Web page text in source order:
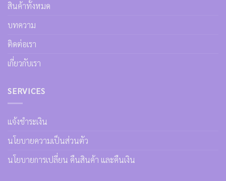
สินค้าทั้งหมด
บทความ
ติดต่อเรา
เกี่ยวกับเรา
SERVICES
แจ้งชำระเงิน
นโยบายความเป็นส่วนตัว
นโยบายการเปลี่ยน คืนสินค้า และคืนเงิน